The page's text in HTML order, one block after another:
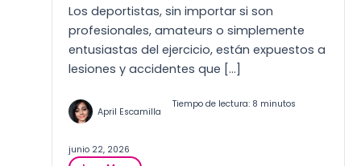
Los deportistas, sin importar si son
profesionales, amateurs o simplemente
entusiastas del ejercicio, están expuestos a
lesiones y accidentes que […]
April Escamilla
Tiempo de lectura: 8 minutos
junio 22, 2026